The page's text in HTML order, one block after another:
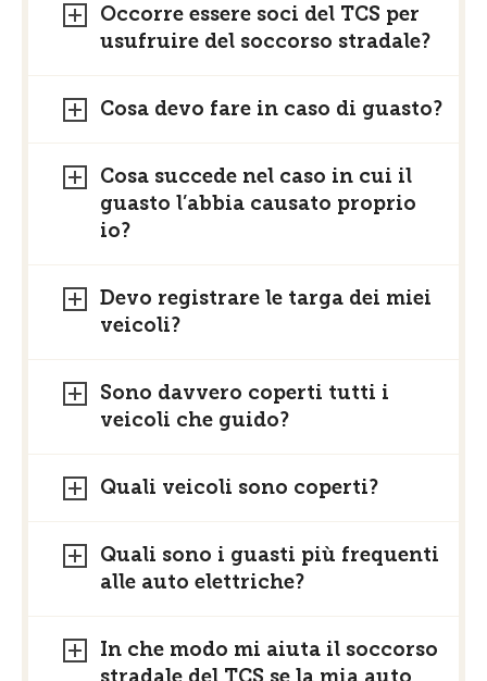
Occorre essere soci del TCS per
usufruire del soccorso stradale?
Cosa devo fare in caso di guasto?
Cosa succede nel caso in cui il
guasto l’abbia causato proprio
io?
Devo registrare le targa dei miei
veicoli?
Sono davvero coperti tutti i
veicoli che guido?
Quali veicoli sono coperti?
Quali sono i guasti più frequenti
alle auto elettriche?
In che modo mi aiuta il soccorso